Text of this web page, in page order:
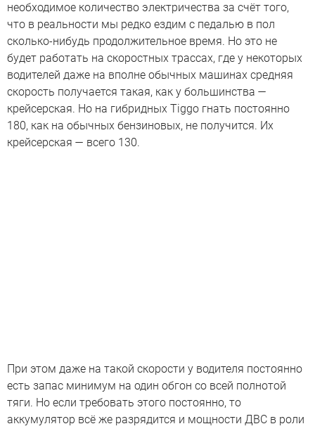
необходимое количество электричества за счёт того,
что в реальности мы редко ездим с педалью в пол
сколько-нибудь продолжительное время. Но это не
будет работать на скоростных трассах, где у некоторых
водителей даже на вполне обычных машинах средняя
скорость получается такая, как у большинства —
крейсерская. Но на гибридных Tiggo гнать постоянно
180, как на обычных бензиновых, не получится. Их
крейсерская — всего 130.
При этом даже на такой скорости у водителя постоянно
есть запас минимум на один обгон со всей полнотой
тяги. Но если требовать этого постоянно, то
аккумулятор всё же разрядится и мощности ДВС в роли